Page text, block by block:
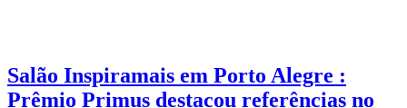
Salão Inspiramais em Porto Alegre :
Prêmio Primus destacou referências no